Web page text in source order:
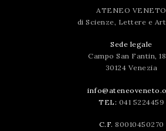
ATENEO VENETO
di Scienze, Lettere e
Sede legale
Campo San Fantin,
30124 Venezia
TEL: 041 5224459
C.F. 80010450270